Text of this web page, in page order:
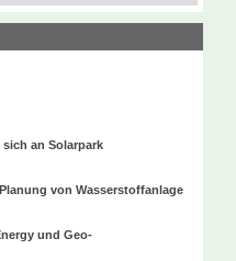
an Solarpark
von Wasserstoffanlage
und Geo-